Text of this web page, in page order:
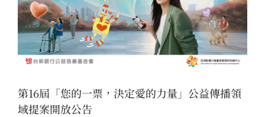
第16屆「您的一票，決定愛的力量」公益傳播領
域提案開放公告